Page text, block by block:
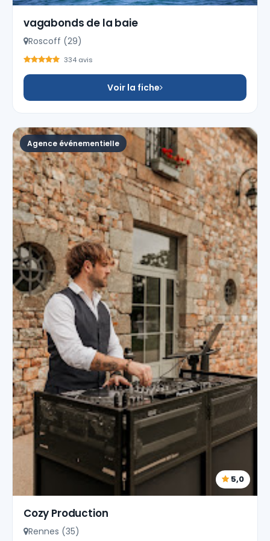
vagabonds de la baie
Roscoff (29)
334 avis
Voir la fiche
Agence événementielle
5,0
Cozy Production
Rennes (35)